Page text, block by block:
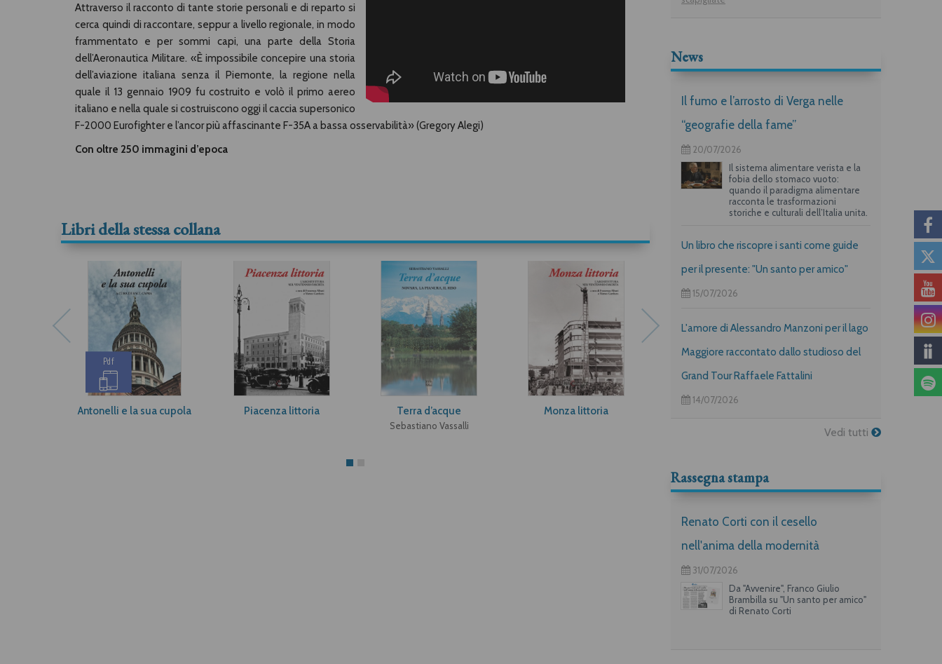
Attraverso il racconto di tante storie personali e di reparto si
cerca quindi di raccontare, seppur a livello regionale, in modo
frammentato e per sommi capi, una parte della Storia
dell’Aeronautica Militare. «È impossibile concepire una storia
dell’aviazione italiana senza il Piemonte, la regione nella
quale il 13 gennaio 1909 fu costruito e volò il primo aereo
italiano e nella quale si costruiscono oggi il caccia supersonico
F-2000 Eurofighter e l’ancor più affascinante F-35A a bassa osservabilità» (Gregory Alegi)
Con oltre 250 immagini d’epoca
Libri della stessa collana
Pdf
Antonelli e la sua cupola Piacenza littoria Terra d’acque
Sebastiano Vassalli
Monza littoria
News
Il fumo e l’arrosto di Verga nelle
“geografie della fame”
20/07/2026
Il sistema alimentare verista e la
fobia dello stomaco vuoto:
quando il paradigma alimentare
racconta le trasformazioni
storiche e culturali dell’Italia unita.
Un libro che riscopre i santi come guide
per il presente: "Un santo per amico"
15/07/2026
L'amore di Alessandro Manzoni per il lago
Maggiore raccontato dallo studioso del
Grand Tour Raffaele Fattalini
14/07/2026
Vedi tutti
Rassegna stampa
Renato Corti con il cesello
nell'anima della modernità
31/07/2026
Da "Avvenire", Franco Giulio
Brambilla su "Un santo per amico"
di Renato Corti